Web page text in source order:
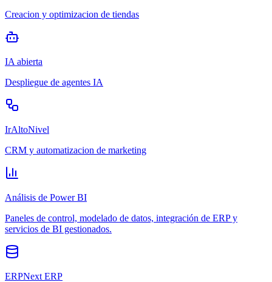
Creacion y optimizacion de tiendas
IA abierta
Despliegue de agentes IA
IrAltoNivel
CRM y automatizacion de marketing
Análisis de Power BI
Paneles de control, modelado de datos, integración de ERP y
servicios de BI gestionados.
ERPNext ERP